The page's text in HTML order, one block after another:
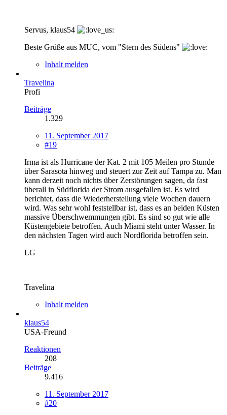
Servus, klaus54
Beste Grüße aus MUC, vom "Stern des Südens"
Inhalt melden
Travelina
Profi
Beiträge
1.329
11. September 2017
#19
Irma ist als Hurricane der Kat. 2 mit 105 Meilen pro Stunde
über Sarasota hinweg und steuert zur Zeit auf Tampa zu. Man
kann derzeit noch nichts über Zerstörungen sagen, da fast
überall in Südflorida der Strom ausgefallen ist. Es wird
berichtet, dass die Wiederherstellung viele Wochen dauern
wird. Was sehr wohl feststellbar ist, dass es an beiden Küsten
massive Überschwemmungen gibt. Es sind so gut wie alle
Küstengebiete betroffen. Auch Miami steht unter Wasser. In
den nächsten Tagen wird auch Nordflorida betroffen sein.
LG
Travelina
Inhalt melden
klaus54
USA-Freund
Reaktionen
208
Beiträge
9.416
11. September 2017
#20